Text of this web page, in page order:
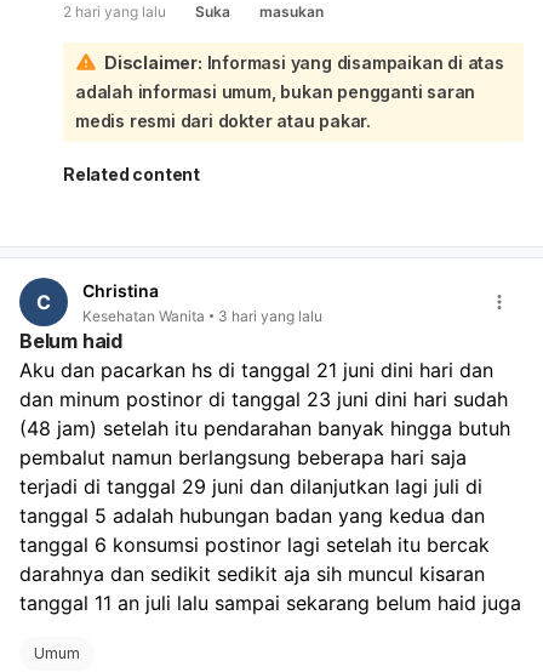
untuk memastikan penyebabnya:
Kalau keputihannya gatal, penyebab yang sering adalah:
Infeksi jamur vagina: biasanya gatal, keputihan putih
kental seperti susu/keju, dan area sekitar bisa
kemerahan atau bengkak.
Infeksi bakteri vagina: keputihan bisa putih, abu-abu,
atau kehijauan, sering disertai bau tidak sedap.
Infeksi menular seksual tertentu juga bisa
digaruk, jaga area tetap bersih dan kering, pakai
celana dalam katun, dan hindari sabun kewanitaan
yang keras atau pewangi. Kalau bintiknya makin
banyak, ada bau menyengat, nyeri saat BAK, perih,
luka, atau tidak membaik dalam beberapa hari,
sebaiknya periksa ke dokter spesialis obstetri dan
ginekologi untuk pemeriksaan langsung dan obat yang
sesuai.
2 hari yang lalu Suka masukan
Disclaimer: Informasi yang disampaikan di atas
adalah informasi umum, bukan pengganti saran
medis resmi dari dokter atau pakar.
Related content
C Christina
Kesehatan Wanita 3 hari yang lalu
Belum haid
Aku dan pacarkan hs di tanggal 21 juni dini hari dan
dan minum postinor di tanggal 23 juni dini hari sudah
(48 jam) setelah itu pendarahan banyak hingga butuh
pembalut namun berlangsung beberapa hari saja
terjadi di tanggal 29 juni dan dilanjutkan lagi juli di
tanggal 5 adalah hubungan badan yang kedua dan
tanggal 6 konsumsi postinor lagi setelah itu bercak
darahnya dan sedikit sedikit aja sih muncul kisaran
tanggal 11 an juli lalu sampai sekarang belum haid juga
Umum